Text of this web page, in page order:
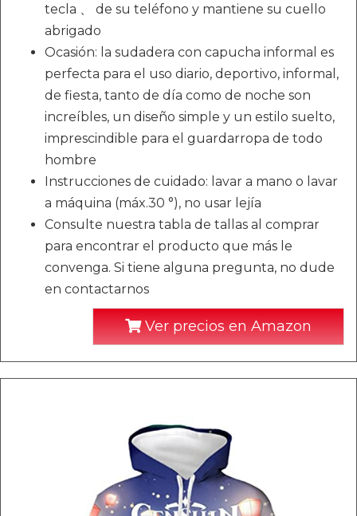
tecla 、 de su teléfono y mantiene su cuello
abrigado
Ocasión: la sudadera con capucha informal es
perfecta para el uso diario, deportivo, informal,
de fiesta, tanto de día como de noche son
increíbles, un diseño simple y un estilo suelto,
imprescindible para el guardarropa de todo
hombre
Instrucciones de cuidado: lavar a mano o lavar
a máquina (máx.30 °), no usar lejía
Consulte nuestra tabla de tallas al comprar
para encontrar el producto que más le
convenga. Si tiene alguna pregunta, no dude
en contactarnos
Ver precios en Amazon